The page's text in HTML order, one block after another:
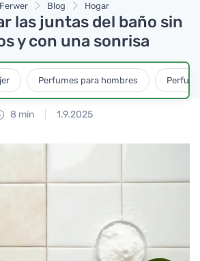
Ferwer Blog Hogar
las juntas del baño sin
y con una sonrisa
Perfumes para hombres
8 min 1.9.2025